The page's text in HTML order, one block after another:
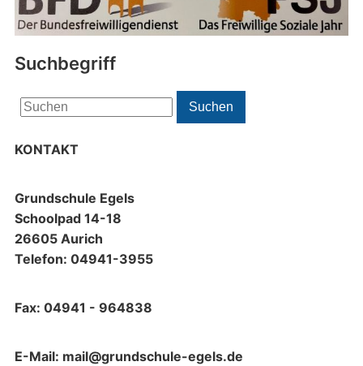
Suchbegriff
Search
for:
Suchen
KONTAKT
Grundschule Egels
Schoolpad 14-18
26605 Aurich
Telefon: 04941-3955
Fax: 04941 - 964838
E-Mail: mail@grundschule-egels.de